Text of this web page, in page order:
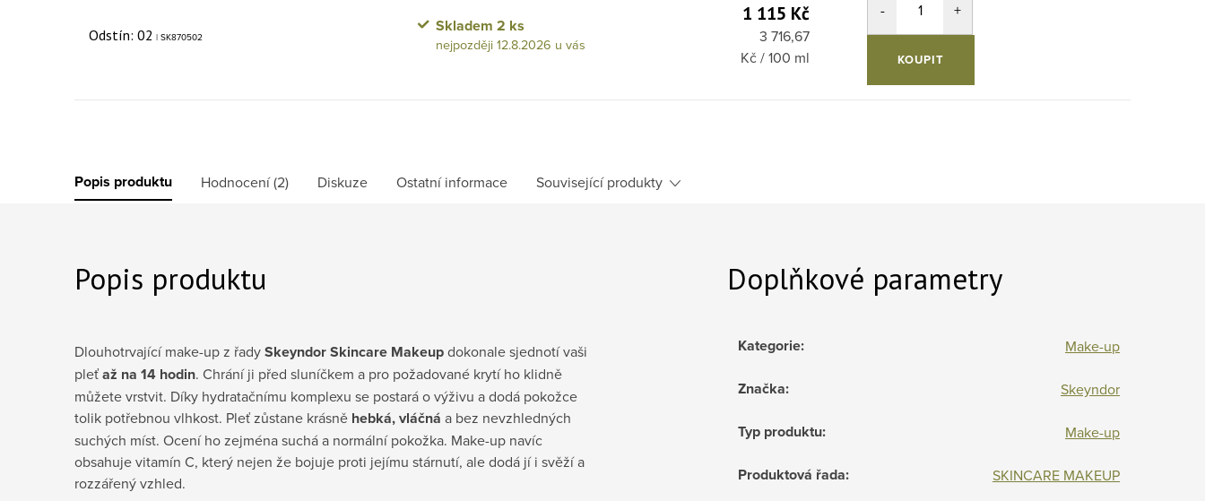
Odstín: 02 | SK870502
Skladem2 ks
12.8.2026
1 115 Kč
Měrná cena:
3 716,67
Kč / 100 ml
KOUPIT
Popis produktu Hodnocení (2) Diskuze Ostatní informace Související produkty
Popis produktu
Dlouhotrvající make-up z řadySkeyndor Skincare Makeupdokonale sjednotí vaši
pleťaž na 14 hodin. Chrání ji před sluníčkem a pro požadované krytí ho klidně
můžete vrstvit. Díky hydratačnímu komplexu se postará o výživu a dodá pokožce
tolik potřebnou vlhkost. Pleť zůstane krásně hebká, vláčná a bez nevzhledných
suchých míst. Ocení ho zejména suchá a normální pokožka. Make-up navíc
obsahuje vitamín C, který nejen že bojuje proti jejímu stárnutí, ale dodá jí i svěží a
rozzářený vzhled.
Doplňkové parametry
Kategorie: Make-up
Značka: Skeyndor
Typ produktu: Make-up
Produktová řada: SKINCARE MAKEUP